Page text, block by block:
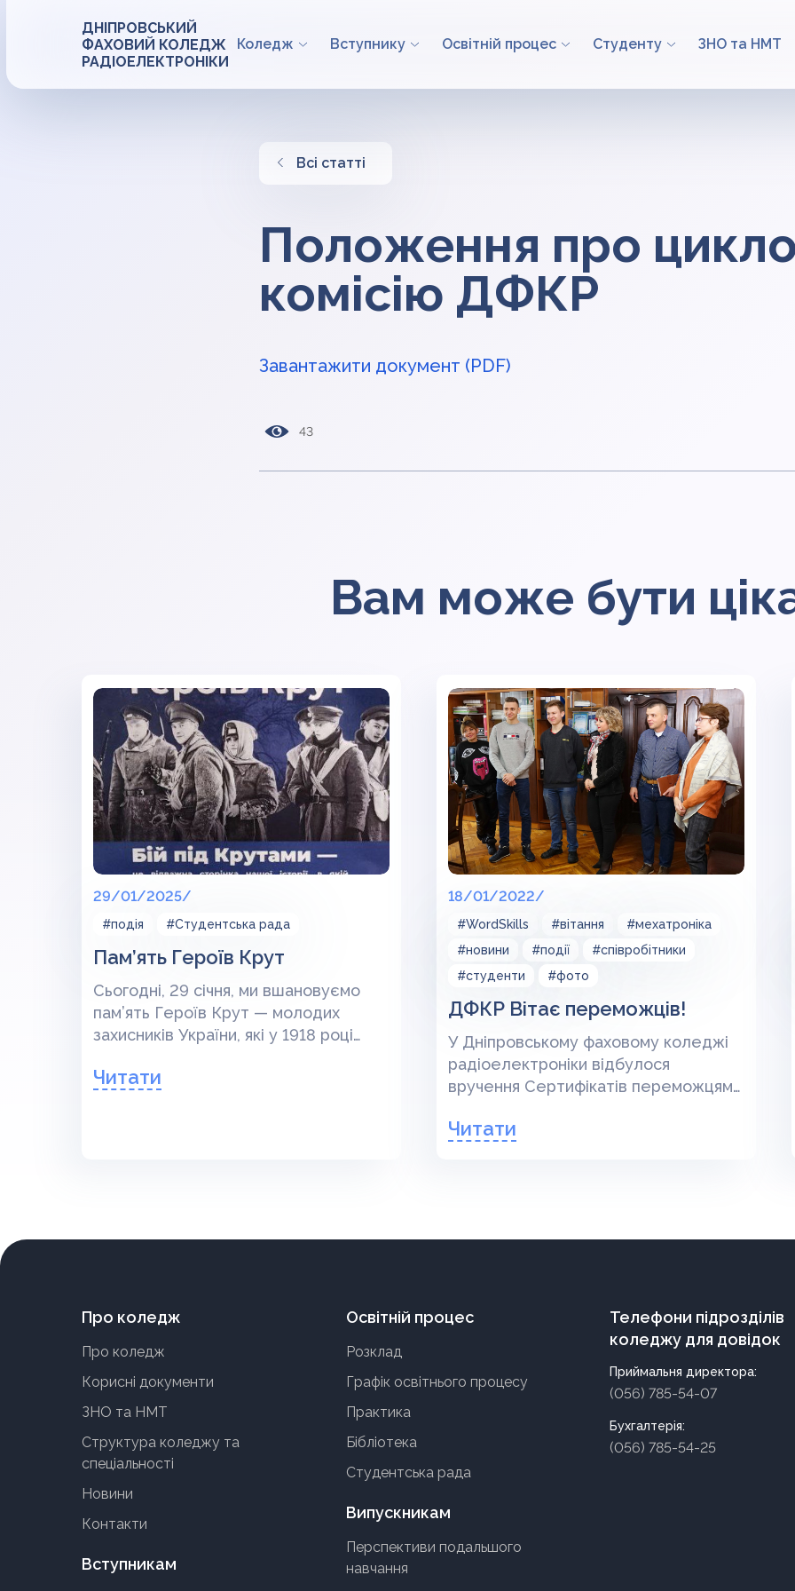
ДНІПРОВСЬКИЙ
ФАХОВИЙ КОЛЕДЖ
РАДІОЕЛЕКТРОНІКИ
Коледж Вступнику Освітній процес Студенту ЗНО та НМТ
Всі статті
Положення про
комісію ДФКР
Завантажити документ (PDF)
43
Вам може бути
29/01/2025/
#подія #Студентська рада
Пам’ять Героїв Крут
Сьогодні, 29 січня, ми вшановуємо
пам’ять Героїв Крут — молодих
захисників України, які у 1918 році
держави.
Читати
18/01/2022/
#WordSkills #вітання
#мехатроніка
#новини
#події
#співробітники
#студенти
#фото
ДФКР Вітає переможців!
У Дніпровському фаховому коледжі
радіоелектроніки відбулося
вручення Сертифікатів переможцям і
Всеукраїнського конкурсу
Читати
Про коледж
Про коледж
Корисні документи
ЗНО та НМТ
Структура коледжу та
спеціальності
Новини
Контакти
Вступникам
Освітній процес
Розклад
Графік освітнього процесу
Практика
Бібліотека
Студентська рада
Випускникам
Перспективи подальшого
навчання
Телефони підрозділів
коледжу для довідок
Приймальня директора:
(056) 785-54-07
Бухгалтерія:
(056) 785-54-25